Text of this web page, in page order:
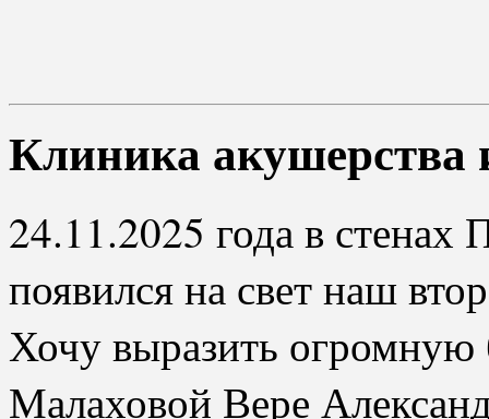
Клиника акушерства
24.11.2025 года в
появился на свет наш
Хочу выразить огромную
Малаховой Вере